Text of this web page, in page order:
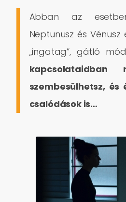
Abban az
Neptunusz és
„ingatag”, gátló
kapcsolataidban
szembesülhetsz, és
csalódások is…